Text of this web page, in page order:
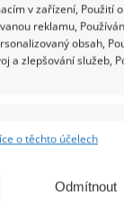
v zařízení, Použití
reklamu,
obsah,
a zlepšování služeb,
o těchto účelech
Odmítnout